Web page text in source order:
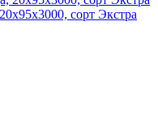
сорт Экстра